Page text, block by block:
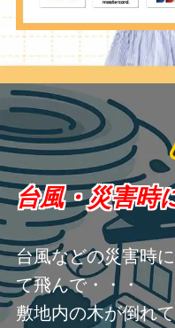
台風・災害時
台風などの災害時
て飛んで・・・
敷地内の木が倒れ